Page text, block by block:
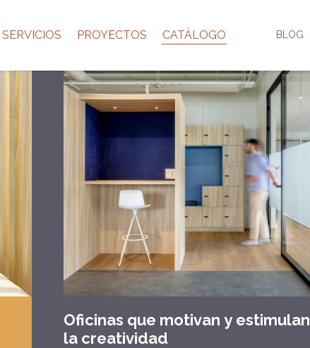
SERVICIOS PROYECTOS CATÁLOGO BLOG
Oficinas que motivan y estimulan
la creatividad